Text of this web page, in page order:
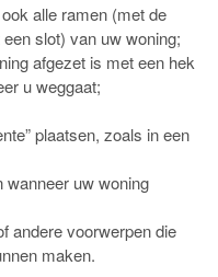
alle ramen (met de
slot) van uw woning;
afgezet is met een hek
u weggaat;
plaatsen, zoals in een
uw woning
andere voorwerpen die
maken.